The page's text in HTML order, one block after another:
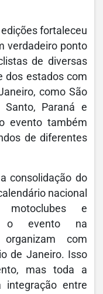
fortaleceu
verdadeiro ponto
de diversas
dos estados com
como São
Santo, Paraná e
evento também
de diferentes
consolidação do
nacional
motoclubes e
o evento na
com
de Janeiro. Isso
mas toda a
entre